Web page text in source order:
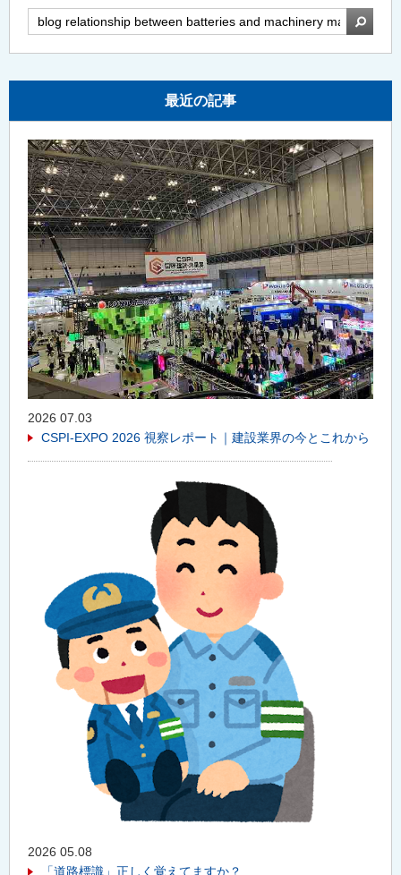
検索
最近の記事
2026 07.03
CSPI-EXPO 2026 視察レポート｜建設業界の今とこれから
2026 05.08
「道路標識」正しく覚えてますか？